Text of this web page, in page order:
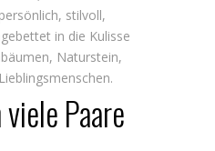
stilvoll,
in die Kulisse
Naturstein,
Paare